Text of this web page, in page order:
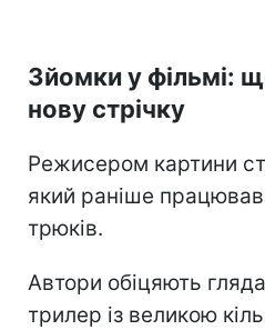
Зйомки у фільмі:
нову стрічку
Режисером картини
який раніше
трюків.
Автори обіцяють
трилер із великою